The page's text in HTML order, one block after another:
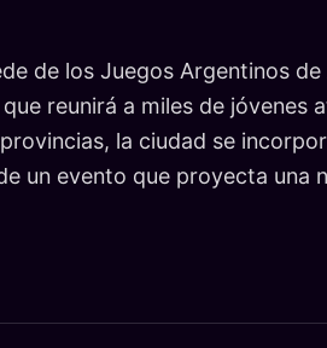
de los Juegos Argentinos
reunirá a miles de jóvenes
la ciudad se
un evento que proyecta una